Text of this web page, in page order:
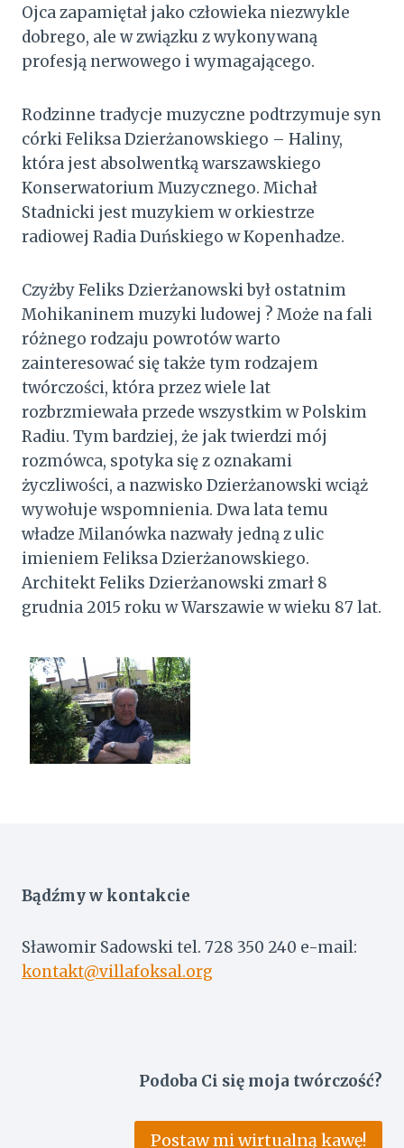
Ojca zapamiętał jako człowieka niezwykle
dobrego, ale w związku z wykonywaną
profesją nerwowego i wymagającego.
Rodzinne tradycje muzyczne podtrzymuje syn
córki Feliksa Dzierżanowskiego – Haliny,
która jest absolwentką warszawskiego
Konserwatorium Muzycznego. Michał
Stadnicki jest muzykiem w orkiestrze
radiowej Radia Duńskiego w Kopenhadze.
Czyżby Feliks Dzierżanowski był ostatnim
Mohikaninem muzyki ludowej ? Może na fali
różnego rodzaju powrotów warto
zainteresować się także tym rodzajem
twórczości, która przez wiele lat
rozbrzmiewała przede wszystkim w Polskim
Radiu. Tym bardziej, że jak twierdzi mój
rozmówca, spotyka się z oznakami
życzliwości, a nazwisko Dzierżanowski wciąż
wywołuje wspomnienia. Dwa lata temu
władze Milanówka nazwały jedną z ulic
imieniem Feliksa Dzierżanowskiego.
Architekt Feliks Dzierżanowski zmarł 8
grudnia 2015 roku w Warszawie w wieku 87 lat.
Bądźmy w kontakcie
Sławomir Sadowski tel. 728 350 240 e-mail:
kontakt@villafoksal.org
Podoba Ci się moja twórczość?
Postaw mi wirtualną kawę!